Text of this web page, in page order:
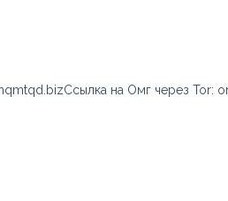
на Омг через Tor: